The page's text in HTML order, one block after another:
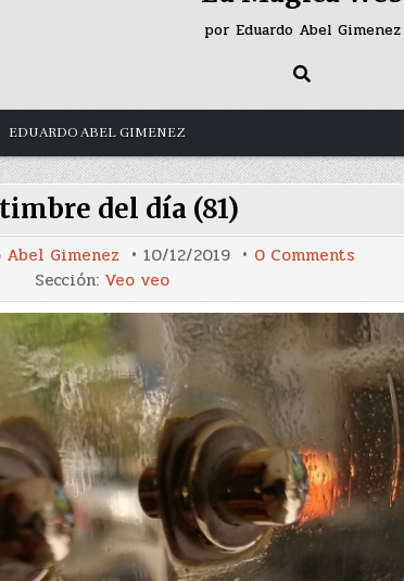
por Eduardo Abel Gimenez
EDUARDO ABEL GIMENEZ
del día (81)
Abel Gimenez 10/12/2019 0 Commentson
del
día
(81)
Sección: Veo veo